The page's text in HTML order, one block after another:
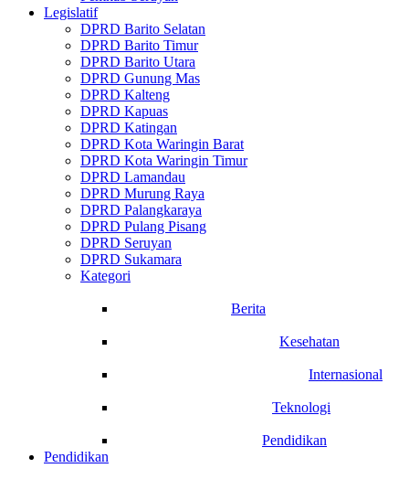
Legislatif
DPRD Barito Selatan
DPRD Barito Timur
DPRD Barito Utara
DPRD Gunung Mas
DPRD Kalteng
DPRD Kapuas
DPRD Katingan
DPRD Kota Waringin Barat
DPRD Kota Waringin Timur
DPRD Lamandau
DPRD Murung Raya
DPRD Palangkaraya
DPRD Pulang Pisang
DPRD Seruyan
DPRD Sukamara
Kategori
Berita
Kesehatan
Internasional
Teknologi
Pendidikan
Pendidikan